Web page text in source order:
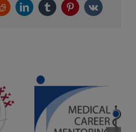
RedditLinkedInTumblrPinterest
Vk